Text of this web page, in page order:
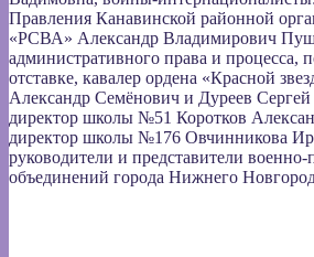
Правления Канавинской районной
«РСВА» Александр Владимирович
административного права и процесса,
отставке, кавалер ордена «Красной
Александр Семёнович и Дуреев
директор школы №51 Коротков
директор школы №176 Овчинникова
руководители и представители военно-
объединений города Нижнего